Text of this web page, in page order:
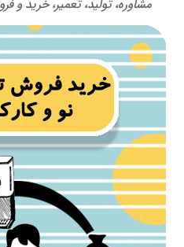
مشاوره، تولید، تعمیر، خرید و